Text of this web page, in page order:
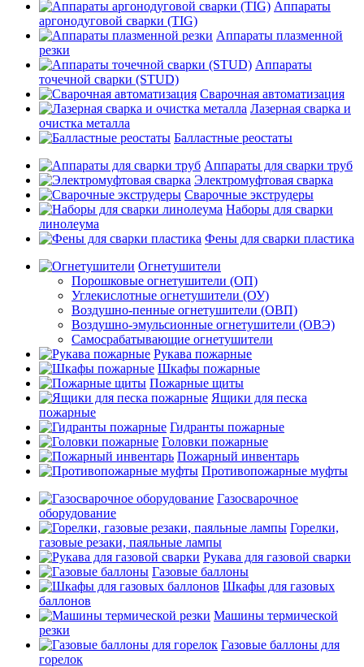
Аппараты
аргонодуговой сварки (TIG)
Аппараты плазменной
резки
Аппараты
точечной сварки (STUD)
Сварочная автоматизация
Лазерная сварка и
очистка металла
Балластные реостаты
Аппараты для сварки труб
Электромуфтовая сварка
Сварочные экструдеры
Наборы для сварки
линолеума
Фены для сварки пластика
Огнетушители
Порошковые огнетушители (ОП)
Углекислотные огнетушители (ОУ)
Воздушно-пенные огнетушители (ОВП)
Воздушно-эмульсионные огнетушители (ОВЭ)
Самосрабатывающие огнетушители
Рукава пожарные
Шкафы пожарные
Пожарные щиты
Ящики для песка
пожарные
Гидранты пожарные
Головки пожарные
Пожарный инвентарь
Противопожарные муфты
Газосварочное
оборудование
Горелки,
газовые резаки, паяльные лампы
Рукава для газовой сварки
Газовые баллоны
Шкафы для газовых
баллонов
Машины термической
резки
Газовые баллоны для
горелок